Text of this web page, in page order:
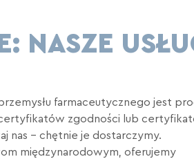
NASZE
farmaceutycznego jest
zgodności lub
nas – chętnie je dostarczymy.
międzynarodowym, oferujemy